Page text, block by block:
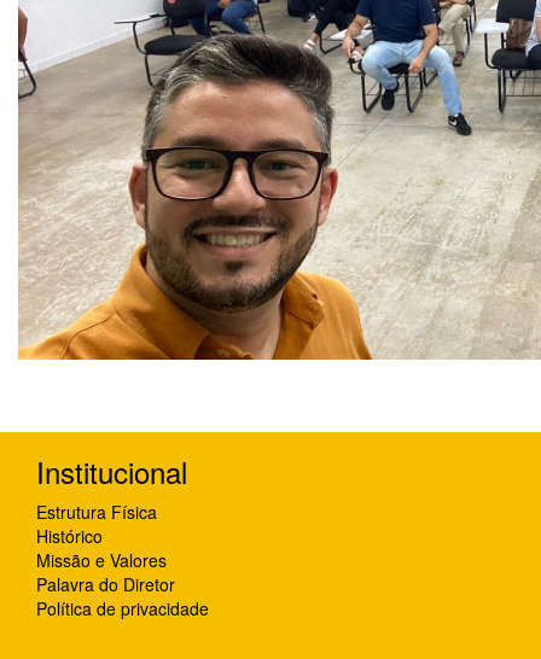
Institucional
Estrutura Física
Histórico
Missão e Valores
Palavra do Diretor
Política de privacidade